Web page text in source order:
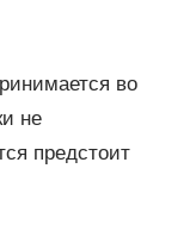
во
не
предстоит